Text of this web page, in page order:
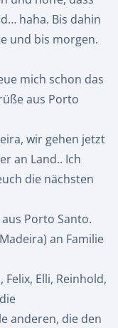
haha. Bis dahin
und bis morgen.
mich schon das
aus Porto
wir gehen jetzt
an Land.. Ich
die nächsten
Porto Santo.
an Familie
Elli, Reinhold,
anderen, die den